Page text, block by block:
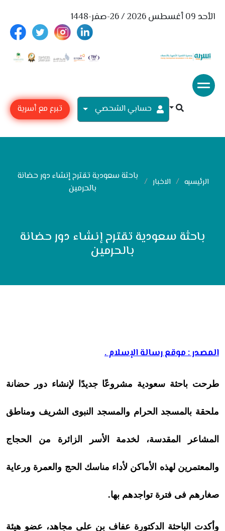
الأحد 09 أغسطس 2026 / 26-صفر-1448
حسابي الشحصي تبرع مع أسرية
الرئيسيه الاخبار
باحثة سعودية تقترح إنشاء دور حضانة
بالحرمين
باحثة سعودية تقترح إنشاء دور حضانة
بالحرمين
المصدر : موقع رسالة الإسلام .
طرحت باحثة سعودية مشروعًا جديدًا لإنشاء دور حضانة
ملحقة بالمسجد الحرام والمسجد النبوى الشريف ومناطق
المشاعر المقدسة، لخدمة الأسر الزائرة من الحجاج
والمعتمرين لهذه الأماكن لأداء مناسك الحج والعمرة ورعاية
صغارهم فى فترة تواجدهم بها.
وأكدت الباحثة الدكتورة عفاف بن على مجاهد، عضو هيئة